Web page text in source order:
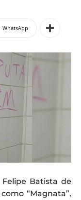
WhatsApp
Batista de
“Magnata”,